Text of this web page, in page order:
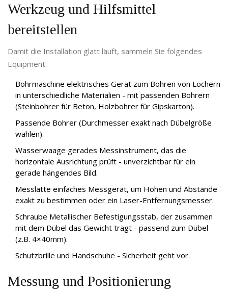
Werkzeug und Hilfsmittel
bereitstellen
Damit die Installation glatt läuft, sammeln Sie folgendes
Equipment:
Bohrmaschine elektrisches Gerät zum Bohren von Löchern
in unterschiedliche Materialien - mit passenden Bohrern
(Steinbohrer für Beton, Holzbohrer für Gipskarton).
Passende Bohrer (Durchmesser exakt nach Dübelgröße
wählen).
Wasserwaage gerades Messinstrument, das die
horizontale Ausrichtung prüft - unverzichtbar für ein
gerade hängendes Bild.
Messlatte einfaches Messgerät, um Höhen und Abstände
exakt zu bestimmen oder ein Laser-Entfernungsmesser.
Schraube Metallischer Befestigungsstab, der zusammen
mit dem Dübel das Gewicht trägt - passend zum Dübel
(z.B. 4×40mm).
Schutzbrille und Handschuhe - Sicherheit geht vor.
Messung und Positionierung